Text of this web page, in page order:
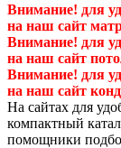
Внимание! для
на наш сайт
Внимание! для
на наш сайт
Внимание! для
на наш сайт
На сайтах для
компактный
помощники